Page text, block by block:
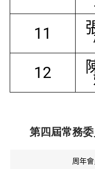
11
12
第四屆常務
周年